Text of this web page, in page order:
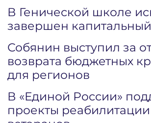
В Генической школе
завершен
Собянин выступил за
возврата бюджетных
для регионов
В «Единой России»
проекты реабилитации